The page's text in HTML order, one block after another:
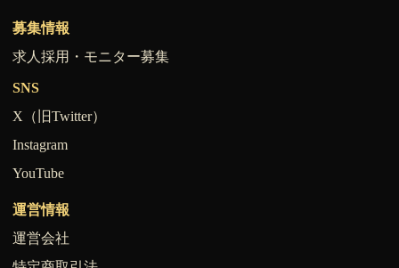
募集情報
求人採用・モニター募集
SNS
X（旧Twitter）
Instagram
YouTube
運営情報
運営会社